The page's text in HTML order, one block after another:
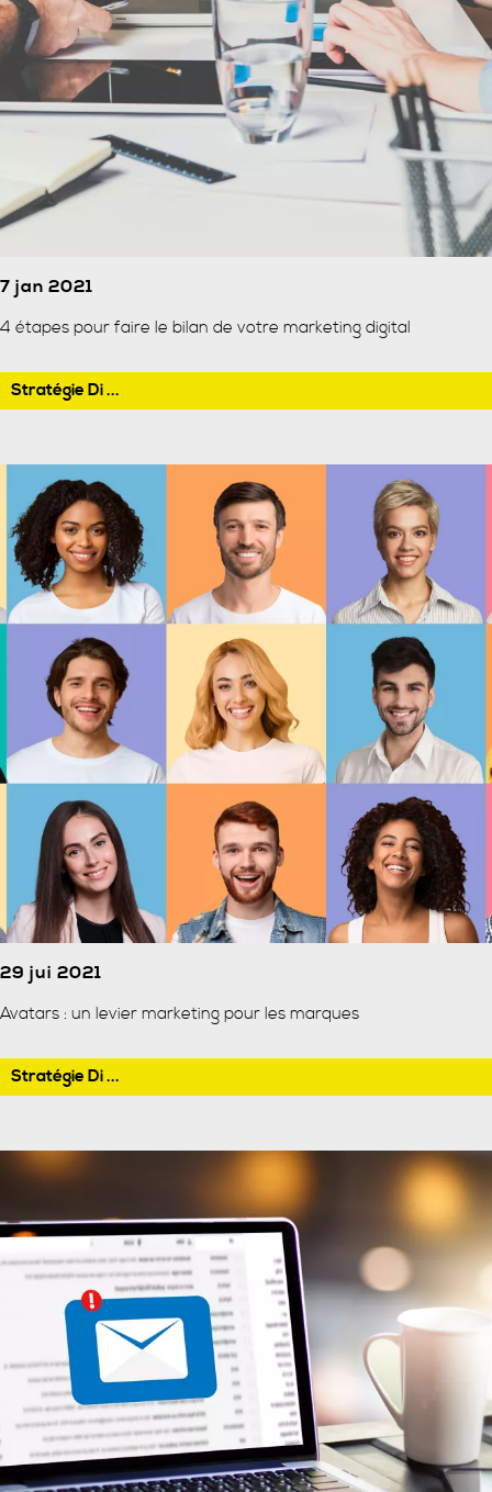
7 jan 2021
4 étapes pour faire le bilan de votre marketing digital
Stratégie Di ...
29 jui 2021
Avatars : un levier marketing pour les marques
Stratégie Di ...